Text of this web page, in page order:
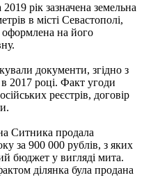
рік зазначена земельна
в місті Севастополі,
оформлена на його
документи, згідно з
2017 році. Факт угоди
реєстрів, договір
Ситника продала
за 900 000 рублів, з яких
бюджет у вигляді мита.
ділянка була продана